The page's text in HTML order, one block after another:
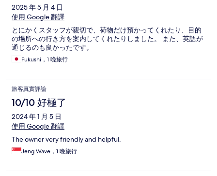
2025 年 5 月 4 日
使用 Google 翻譯
とにかくスタッフが親切で、荷物だけ預かってくれたり、目的
の場所への行き方を案内してくれたりしました。 また、英語が
通じるのも良かったです。
Fukushi，1 晚旅行
旅客真實評論
10/10 好極了
2024 年 1 月 5 日
使用 Google 翻譯
The owner very friendly and helpful.
Jeng Wave，1 晚旅行